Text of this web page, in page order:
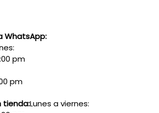
WhatsApp:
pm
pm
tienda:Lunes a viernes: